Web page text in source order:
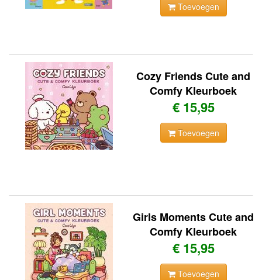
Toevoegen
Cozy Friends Cute and
Comfy Kleurboek
€ 15,95
Toevoegen
Girls Moments Cute and
Comfy Kleurboek
€ 15,95
Toevoegen